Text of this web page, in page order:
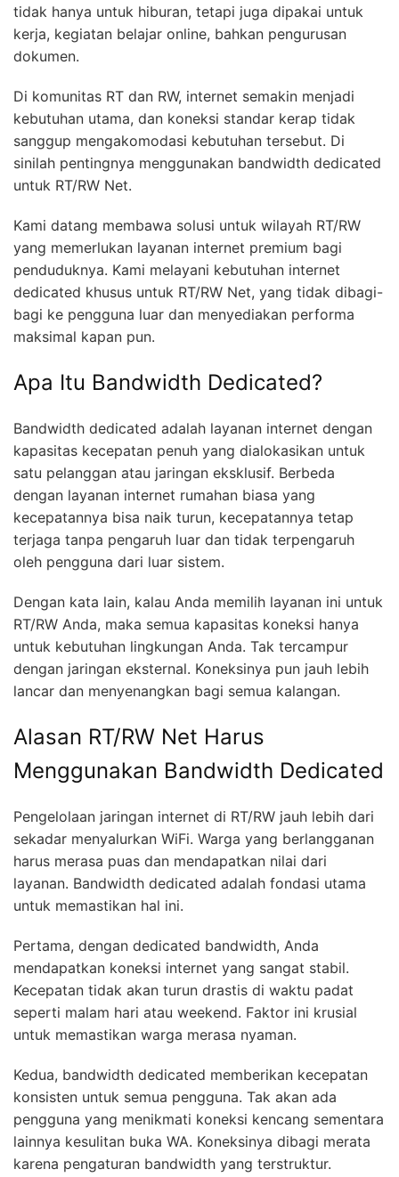
tidak hanya untuk hiburan, tetapi juga dipakai untuk
kerja, kegiatan belajar online, bahkan pengurusan
dokumen.
Di komunitas RT dan RW, internet semakin menjadi
kebutuhan utama, dan koneksi standar kerap tidak
sanggup mengakomodasi kebutuhan tersebut. Di
sinilah pentingnya menggunakan bandwidth dedicated
untuk RT/RW Net.
Kami datang membawa solusi untuk wilayah RT/RW
yang memerlukan layanan internet premium bagi
penduduknya. Kami melayani kebutuhan internet
dedicated khusus untuk RT/RW Net, yang tidak dibagi-
bagi ke pengguna luar dan menyediakan performa
maksimal kapan pun.
Apa Itu Bandwidth Dedicated?
Bandwidth dedicated adalah layanan internet dengan
kapasitas kecepatan penuh yang dialokasikan untuk
satu pelanggan atau jaringan eksklusif. Berbeda
dengan layanan internet rumahan biasa yang
kecepatannya bisa naik turun, kecepatannya tetap
terjaga tanpa pengaruh luar dan tidak terpengaruh
oleh pengguna dari luar sistem.
Dengan kata lain, kalau Anda memilih layanan ini untuk
RT/RW Anda, maka semua kapasitas koneksi hanya
untuk kebutuhan lingkungan Anda. Tak tercampur
dengan jaringan eksternal. Koneksinya pun jauh lebih
lancar dan menyenangkan bagi semua kalangan.
Alasan RT/RW Net Harus
Menggunakan Bandwidth Dedicated
Pengelolaan jaringan internet di RT/RW jauh lebih dari
sekadar menyalurkan WiFi. Warga yang berlangganan
harus merasa puas dan mendapatkan nilai dari
layanan. Bandwidth dedicated adalah fondasi utama
untuk memastikan hal ini.
Pertama, dengan dedicated bandwidth, Anda
mendapatkan koneksi internet yang sangat stabil.
Kecepatan tidak akan turun drastis di waktu padat
seperti malam hari atau weekend. Faktor ini krusial
untuk memastikan warga merasa nyaman.
Kedua, bandwidth dedicated memberikan kecepatan
konsisten untuk semua pengguna. Tak akan ada
pengguna yang menikmati koneksi kencang sementara
lainnya kesulitan buka WA. Koneksinya dibagi merata
karena pengaturan bandwidth yang terstruktur.